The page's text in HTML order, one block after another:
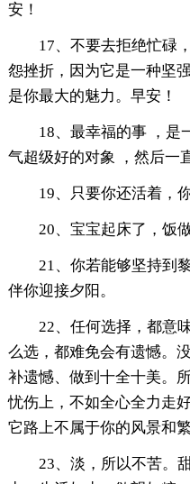
安！
17、不要去拒绝忙碌
怨挫折，因为它是一种坚
是你最大的魅力。早安！
18、最幸福的事 ，是
气超级好的对象 ，然后一
19、只要你还活着，
20、宝宝起床了，饭
21、你若能够坚持到
伴你迎接夕阳。
22、任何选择，都意
么选，都难免会有遗憾。
补遗憾、做到十全十美。
忧伤上，不如全心全力走
它路上不属于你的风景和
23、淡，所以不苦。